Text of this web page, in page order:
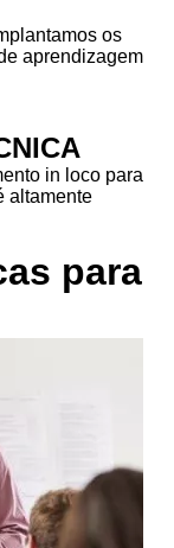
os
aprendizagem
in loco para
altamente
para